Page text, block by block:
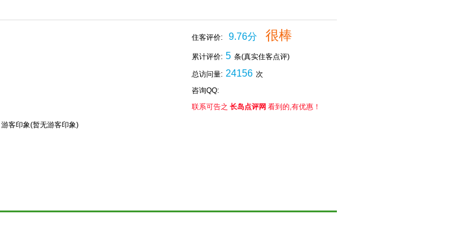
游客印象(暂无游客印象)
住客评价: 9.76分 很棒
累计评价: 5 条(真实住客点评)
总访问量: 24156 次
咨询QQ:
联系可告之 长岛点评网 看到的,有优惠！